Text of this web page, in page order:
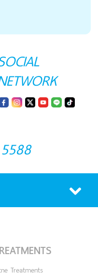
Treatments